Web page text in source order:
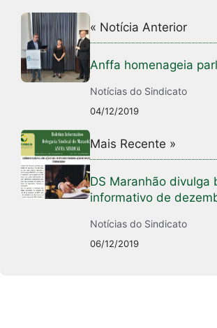
« Notícia Anterior
Anffa homenageia
Notícias do Sindicato
04/12/2019
Mais Recente »
DS Maranhão divulga
informativo de
Notícias do Sindicato
06/12/2019